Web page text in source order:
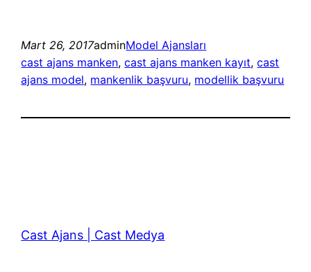
Mart 26, 2017adminModel Ajansları
cast ajans manken, cast ajans manken kayıt, cast
ajans model, mankenlik başvuru, modellik başvuru
Cast Ajans | Cast Medya